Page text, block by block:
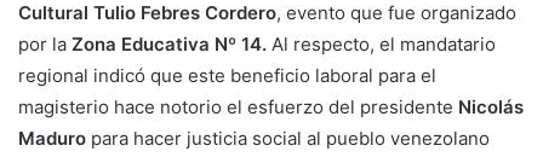
Cultural Tulio Febres Cordero, evento que fue organizado
por la Zona Educativa Nº 14. Al respecto, el mandatario
regional indicó que este beneficio laboral para el
magisterio hace notorio el esfuerzo del presidente Nicolás
Maduro para hacer justicia social al pueblo venezolano